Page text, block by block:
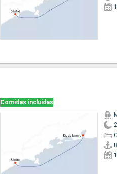
Comidas incluidas